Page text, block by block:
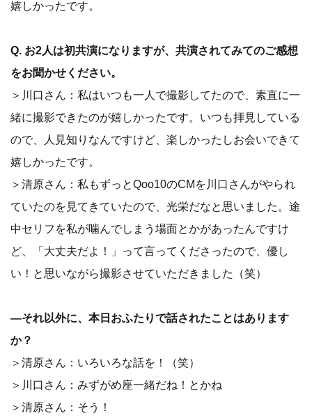
嬉しかったです。
Q. お2人は初共演になりますが、共演されてみてのご感想
をお聞かせください。
＞川口さん：私はいつも一人で撮影してたので、素直に一
緒に撮影できたのが嬉しかったです。いつも拝見している
ので、人見知りなんですけど、楽しかったしお会いできて
嬉しかったです。
＞清原さん：私もずっとQoo10のCMを川口さんがやられ
ていたのを見てきていたので、光栄だなと思いました。途
中セリフを私が噛んでしまう場面とかがあったんですけ
ど、「大丈夫だよ！」って言ってくださったので、優し
い！と思いながら撮影させていただきました（笑）
―それ以外に、本日おふたりで話されたことはあります
か？
＞清原さん：いろいろな話を！（笑）
＞川口さん：みずがめ座一緒だね！とかね
＞清原さん：そう！